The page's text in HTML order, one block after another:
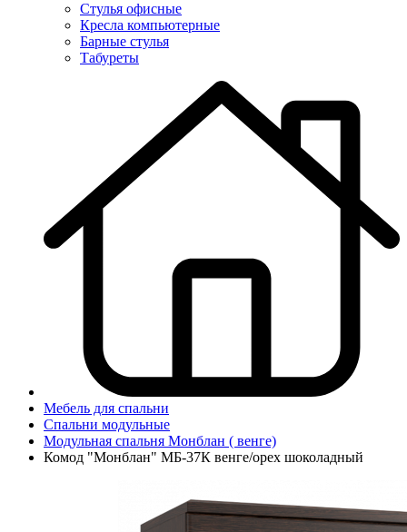
Стулья офисные
Кресла компьютерные
Барные стулья
Табуреты
Мебель для спальни
Спальни модульные
Модульная спальня Монблан ( венге)
Комод "Монблан" МБ-37К венге/орех шоколадный